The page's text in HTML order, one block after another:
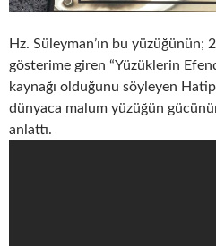
Hz. Süleyman’ın bu yüzüğünün;
gösterime giren “Yüzüklerin
kaynağı olduğunu söyleyen
dünyaca malum yüzüğün
anlattı.